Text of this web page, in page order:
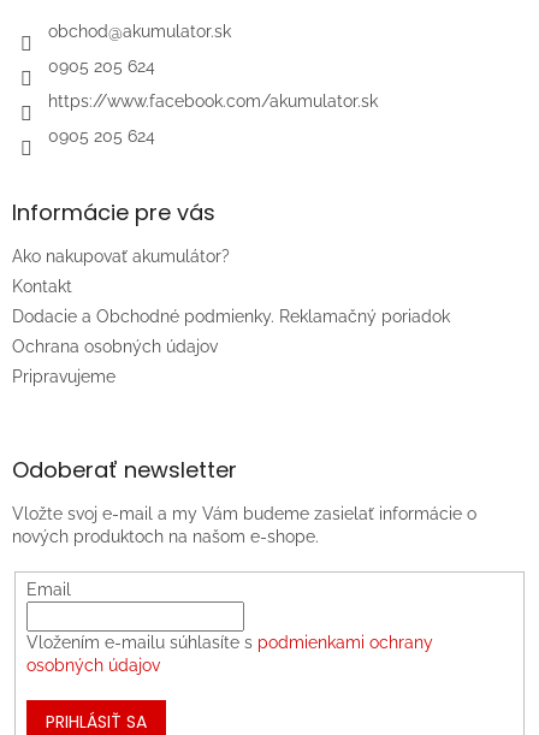
obchod@akumulator.sk
0905 205 624
https://www.facebook.com/akumulator.sk
0905 205 624
Informácie pre vás
Ako nakupovať akumulátor?
Kontakt
Dodacie a Obchodné podmienky. Reklamačný poriadok
Ochrana osobných údajov
Pripravujeme
Odoberať newsletter
Vložte svoj e-mail a my Vám budeme zasielať informácie o
nových produktoch na našom e-shope.
Email
Vložením e-mailu súhlasíte s podmienkami ochrany
osobných údajov
PRIHLÁSIŤ SA